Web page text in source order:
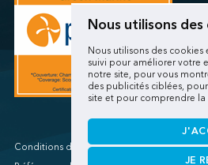
Nous utilisons des
Nous utilisons des
suivi pour améliorer votre
notre site, pour vous
des publicités ciblées,
site et pour comprendre la
JE
SSA Marine (West Sitcum
SSA Marine Canada (Lynnterm)
SSA Marine Canada (Squamish
SSA Marine Canada (Victoria
SSA Marine Mexico (Lazaro
SSA Marine Mexico
SSA Marine Mexico (Veracruz)
Conditions d'utilisations/Renseignements